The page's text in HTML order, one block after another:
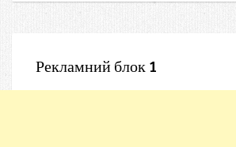
Рекламний блок 1